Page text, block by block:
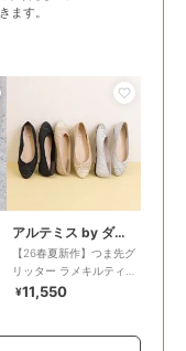
ます。
アルテミス by ダイアナ
【26春夏新作】つま先グ
リッター ラメキルティ
ングバレエシューズ
¥11,550